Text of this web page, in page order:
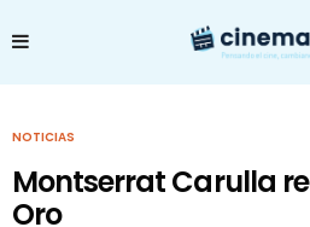
NOTICIAS
Montserrat Carulla
Oro